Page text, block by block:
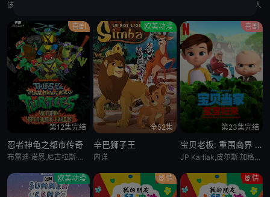
Bronwen Morgan,胖雪人
喜剧
第12集完结
忍者神龟之都市传奇
布雷迪·诺恩,尼古拉斯·坎图,迈克·艾贝,小肖恩·布朗,阿尤·艾德维利
欧美动漫
全52集
辛巴狮子王
内详
喜剧
第23集完结
宝贝老板: 重围商界 第二季
JP Karliak,皮尔斯·加格农,凯文·迈克尔·理查德森,Alex Cazares
欧美动漫 剧情 剧情